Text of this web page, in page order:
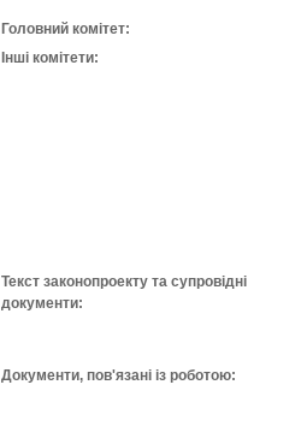
Головний комітет:
Інші комітети:
Текст законопроекту та супровідні
документи:
Документи, пов'язані із роботою: